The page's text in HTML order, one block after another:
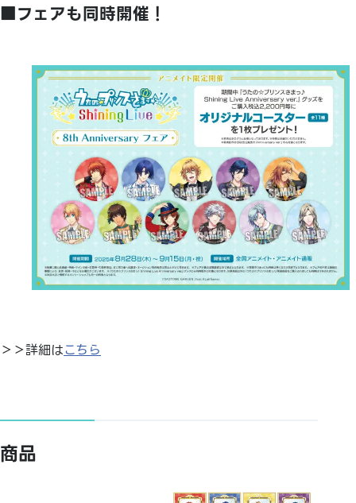
■フェアも同時開催！
＞＞詳細はこちら
商品